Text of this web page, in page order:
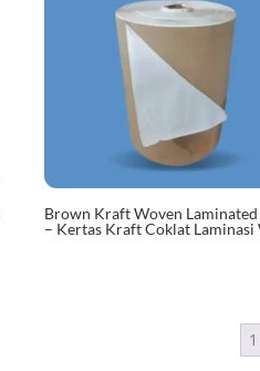
Brown Kraft Woven
– Kertas Kraft Coklat Laminasi
1